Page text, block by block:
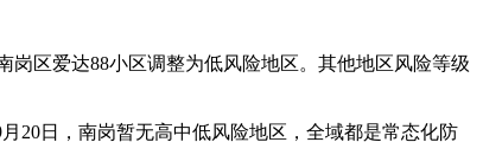
岗区爱达88小区调整为低风险地区。其他地区风险等级
20日，南岗暂无高中低风险地区，全域都是常态化防